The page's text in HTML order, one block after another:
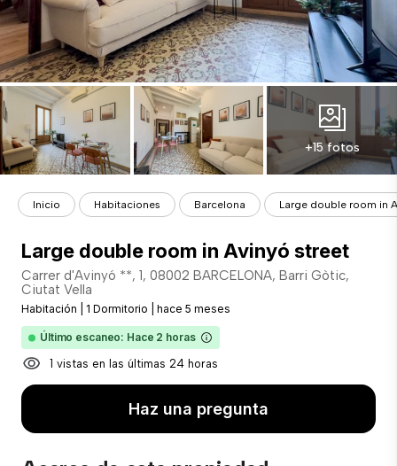
+15 fotos
Inicio Habitaciones Barcelona Large double room in
Large double room in Avinyó street
Carrer d'Avinyó **, 1, 08002 BARCELONA, Barri Gòtic,
Ciutat Vella
Habitación 1 Dormitorio hace 5 meses
Último escaneo: Hace 2 horas
1 vistas en las últimas 24 horas
Haz una pregunta